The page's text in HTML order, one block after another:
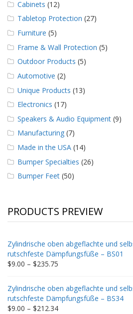
Cabinets (12)
Tabletop Protection (27)
Furniture (5)
Frame & Wall Protection (5)
Outdoor Products (5)
Automotive (2)
Unique Products (13)
Electronics (17)
Speakers & Audio Equipment (9)
Manufacturing (7)
Made in the USA (14)
Bumper Specialties (26)
Bumper Feet (50)
PRODUCTS PREVIEW
Zylindrische oben abgeflachte und
rutschfeste Dämpfungsfüße – BS01
$9.00 – $235.75
$9.00
through
$235.75
Zylindrische oben abgeflachte und
rutschfeste Dämpfungsfüße – BS34
$9.00 – $212.34Price